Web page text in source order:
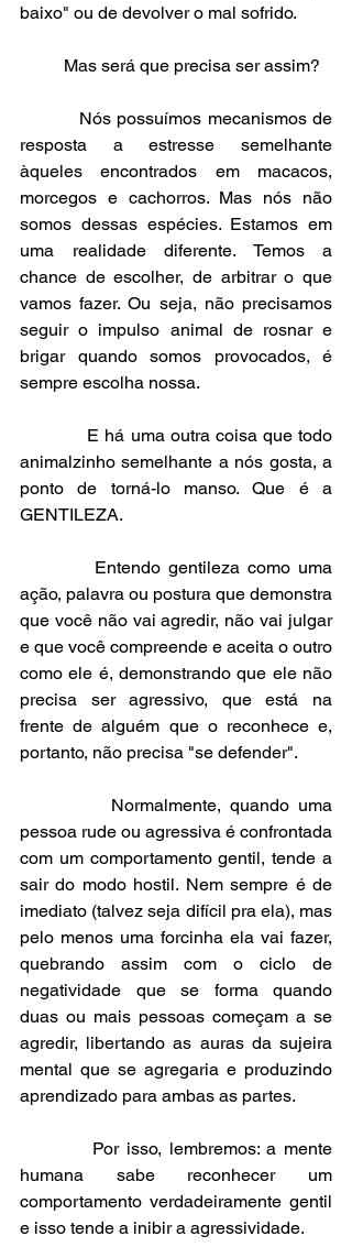
baixo" ou de devolver o mal sofrido.
          Mas será que precisa ser assim?
resposta a estresse semelhante
àqueles encontrados em macacos,
morcegos e cachorros. Mas nós não
somos dessas espécies. Estamos em
uma realidade diferente. Temos a
chance de escolher, de arbitrar o que
vamos fazer. Ou seja, não precisamos
seguir o impulso animal de rosnar e
brigar quando somos provocados, é
sempre escolha nossa.
animalzinho semelhante a nós gosta, a
ponto de torná-lo manso. Que é a
GENTILEZA.
ação, palavra ou postura que demonstra
que você não vai agredir, não vai julgar
e que você compreende e aceita o outro
como ele é, demonstrando que ele não
precisa ser agressivo, que está na
frente de alguém que o reconhece e,
portanto, não precisa "se defender".
pessoa rude ou agressiva é confrontada
com um comportamento gentil, tende a
sair do modo hostil. Nem sempre é de
imediato (talvez seja difícil pra ela), mas
pelo menos uma forcinha ela vai fazer,
quebrando assim com o ciclo de
negatividade que se forma quando
duas ou mais pessoas começam a se
agredir, libertando as auras da sujeira
mental que se agregaria e produzindo
aprendizado para ambas as partes.
humana sabe reconhecer um
comportamento verdadeiramente gentil
e isso tende a inibir a agressividade.